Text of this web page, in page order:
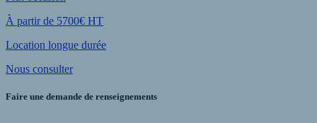
À partir de 5700€ HT
Location longue durée
Nous consulter
Faire une demande de renseignements